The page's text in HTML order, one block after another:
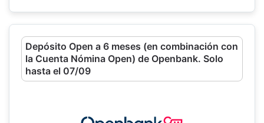
Depósito Open a 6 meses (en combinación con
la Cuenta Nómina Open) de Openbank. Solo
hasta el 07/09